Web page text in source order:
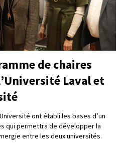
de chaires
Laval et
ont établi les bases d’un
qui permettra de développer la
entre les deux universités.